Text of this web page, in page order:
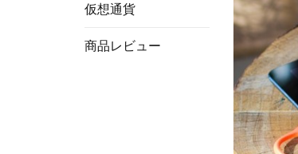
仮想通貨
商品レビュー